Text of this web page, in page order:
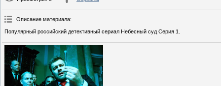
Описание материала:
Популярный российский детективный сериал Небесный суд Серия 1.